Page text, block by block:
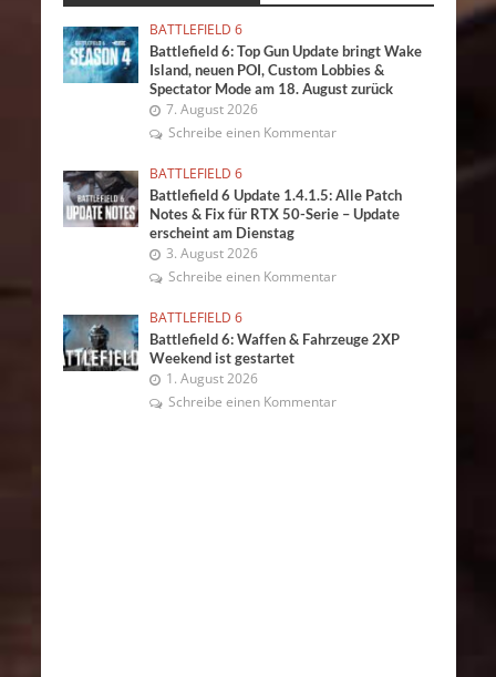
BATTLEFIELD 6
Battlefield 6: Top Gun Update bringt Wake
Island, neuen POI, Custom Lobbies &
Spectator Mode am 18. August zurück
7. August 2026
Schreibe einen Kommentar
BATTLEFIELD 6
Battlefield 6 Update 1.4.1.5: Alle Patch
Notes & Fix für RTX 50-Serie – Update
erscheint am Dienstag
3. August 2026
Schreibe einen Kommentar
BATTLEFIELD 6
Battlefield 6: Waffen & Fahrzeuge 2XP
Weekend ist gestartet
1. August 2026
Schreibe einen Kommentar